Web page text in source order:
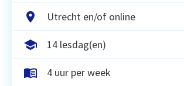
Utrecht en/of online
14 lesdag(en)
4 uur per week